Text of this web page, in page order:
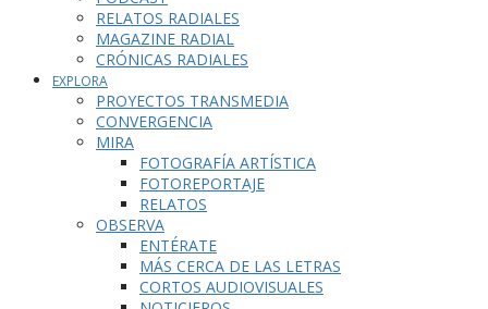
RELATOS RADIALES
MAGAZINE RADIAL
CRÓNICAS RADIALES
EXPLORA
PROYECTOS TRANSMEDIA
CONVERGENCIA
MIRA
FOTOGRAFÍA ARTÍSTICA
FOTOREPORTAJE
RELATOS
OBSERVA
ENTÉRATE
MÁS CERCA DE LAS LETRAS
CORTOS AUDIOVISUALES